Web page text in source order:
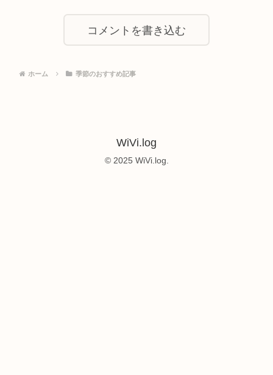
コメントを書き込む
ホーム 季節のおすすめ記事
WiVi.log
© 2025 WiVi.log.